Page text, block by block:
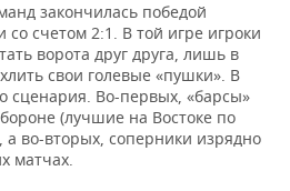
закончилась победой
со счетом 2:1. В той игре игроки
ворота друг друга, лишь в
свои голевые «пушки». В
сценария. Во-первых, «барсы»
(лучшие на Востоке по
во-вторых, соперники изрядно
матчах.